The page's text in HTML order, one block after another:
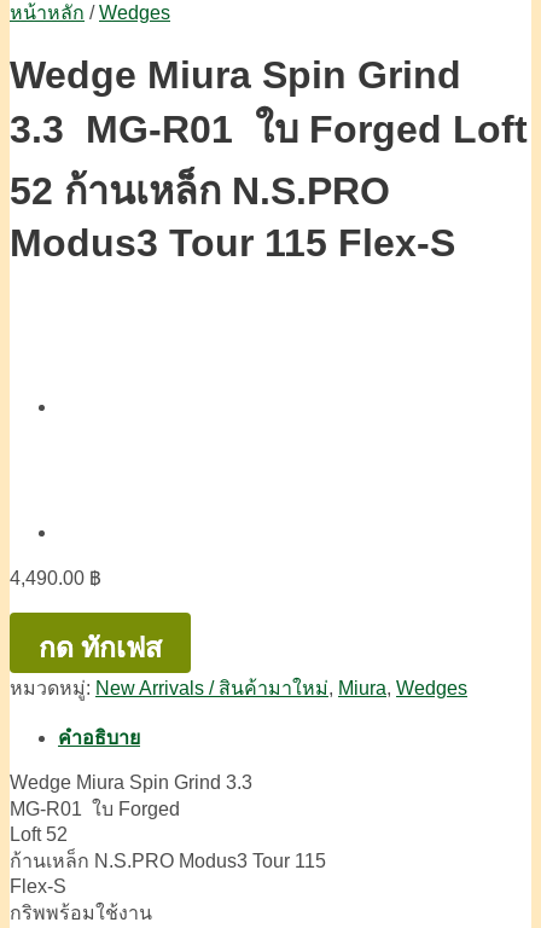
หน้าหลัก / Wedges
Wedge Miura Spin Grind
3.3 MG-R01 ใบ Forged Loft
52 ก้านเหล็ก N.S.PRO
Modus3 Tour 115 Flex-S
4,490.00 ฿
กด ทักเฟส
หมวดหมู่: New Arrivals / สินค้ามาใหม่, Miura, Wedges
คำอธิบาย
Wedge Miura Spin Grind 3.3
MG-R01 ใบ Forged
Loft 52
ก้านเหล็ก N.S.PRO Modus3 Tour 115
Flex-S
กริพพร้อมใช้งาน